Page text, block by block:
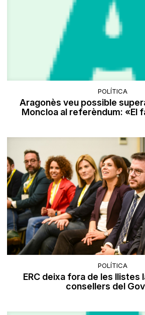
POLÍTICA
Aragonès veu possible
Moncloa al referèndum: «El
POLÍTICA
ERC deixa fora de les llistes
consellers del